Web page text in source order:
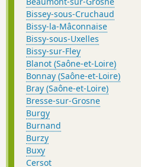
Bissey-sous-Cruchaud
Bissy-la-Mâconnaise
Bissy-sous-Uxelles
Bissy-sur-Fley
Blanot (Saône-et-Loire)
Bonnay (Saône-et-Loire)
Bray (Saône-et-Loire)
Bresse-sur-Grosne
Burgy
Burnand
Burzy
Buxy
Cersot